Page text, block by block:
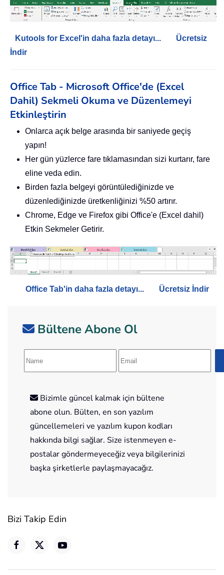
Kutools for Excel'in daha fazla detayı...
Ücretsiz
İndir
Office Tab - Microsoft Office'de (Excel
Dahil) Sekmeli Okuma ve Düzenlemeyi
Etkinleştirin
Onlarca açık belge arasında bir saniyede geçiş
yapın!
Her gün yüzlerce fare tıklamasından sizi kurtarır, fare
eline veda edin.
Birden fazla belgeyi görüntülediğinizde ve
düzenlediğinizde üretkenliğinizi %50 artırır.
Chrome, Edge ve Firefox gibi Office'e (Excel dahil)
Etkin Sekmeler Getirir.
Office Tab'in daha fazla detayı... Ücretsiz İndir
Bültene Abone Ol
Bizimle güncel kalmak için bültene
abone olun. Bülten, en son yazılım
güncellemeleri ve yazılım kupon kodları
hakkında bilgi sağlar. Size istenmeyen e-
postalar göndermeyeceğiz veya bilgilerinizi
başka şirketlerle paylaşmayacağız.
Bizi Takip Edin